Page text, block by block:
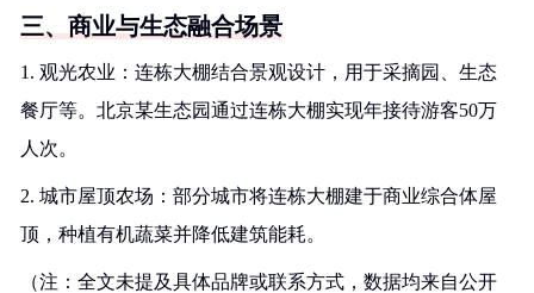
三、商业与生态融合场景
1. 观光农业：连栋大棚结合景观设计，用于采摘园、生态
餐厅等。北京某生态园通过连栋大棚实现年接待游客50万
人次。
2. 城市屋顶农场：部分城市将连栋大棚建于商业综合体屋
顶，种植有机蔬菜并降低建筑能耗。
（注：全文未提及具体品牌或联系方式，数据均来自公开